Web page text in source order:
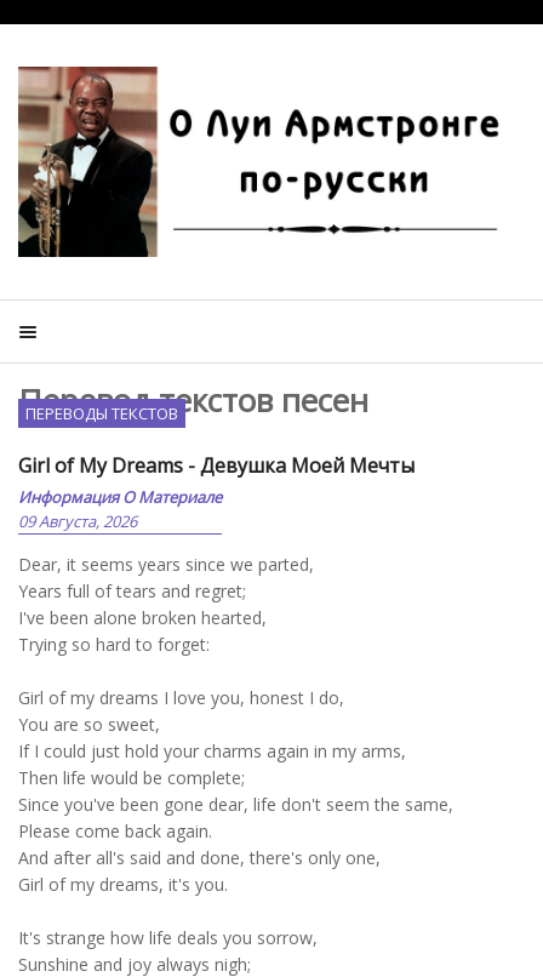
Перевод текстов песен
ПЕРЕВОДЫ ТЕКСТОВ
Girl of My Dreams - Девушка Моей Мечты
Информация О Материале
09 Августа, 2026
Dear, it seems years since we parted,
Years full of tears and regret;
I've been alone broken hearted,
Trying so hard to forget:
Girl of my dreams I love you, honest I do,
You are so sweet,
If I could just hold your charms again in my arms,
Then life would be complete;
Since you've been gone dear, life don't seem the same,
Please come back again.
And after all's said and done, there's only one,
Girl of my dreams, it's you.
It's strange how life deals you sorrow,
Sunshine and joy always nigh;